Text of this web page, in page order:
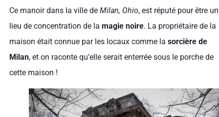
Ce manoir dans la ville de Milan, Ohio, est réputé pour être un
lieu de concentration de la magie noire. La propriétaire de la
maison était connue par les locaux comme la sorcière de
Milan, et on raconte qu’elle serait enterrée sous le porche de
cette maison !